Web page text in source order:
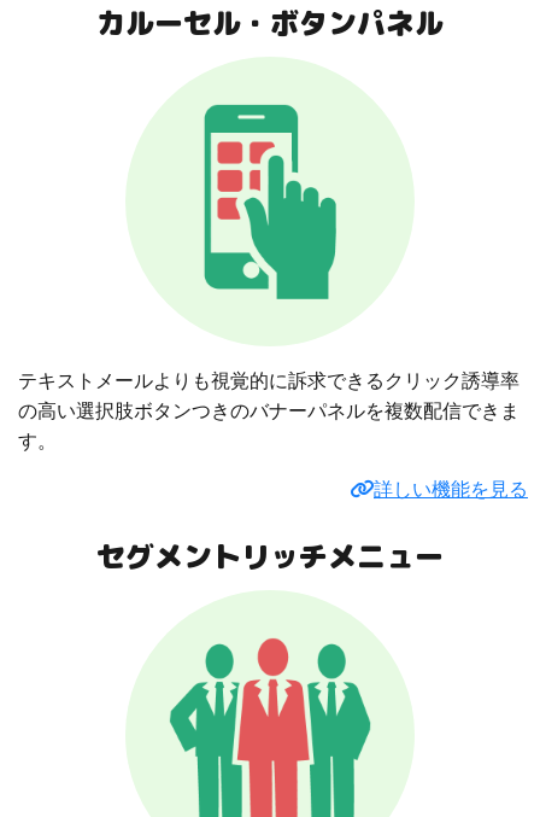
カルーセル・ボタンパネル
テキストメールよりも視覚的に訴求できるクリック誘導率
の高い選択肢ボタンつきのバナーパネルを複数配信できま
す。
詳しい機能を見る
セグメントリッチメニュー